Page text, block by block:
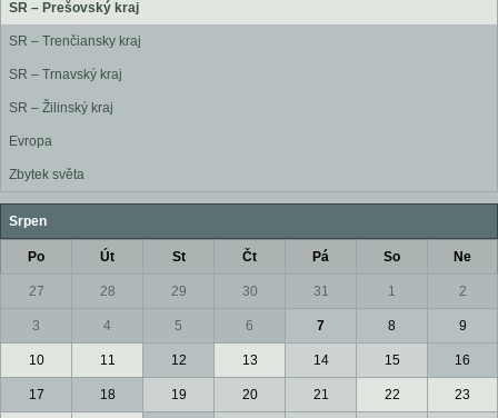
SR – Prešovský kraj
SR – Trenčiansky kraj
SR – Trnavský kraj
SR – Žilinský kraj
Evropa
Zbytek světa
Srpen
Po Út St Čt Pá So Ne
27 28 29 30 31 1 2
3 4 5 6 7 8 9
10 11 12 13 14 15 16
17 18 19 20 21 22 23